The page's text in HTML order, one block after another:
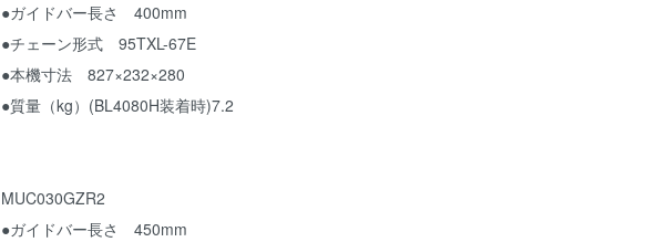
●ガイドバー長さ 400mm
●チェーン形式 95TXL-67E
●本機寸法 827×232×280
●質量（kg）(BL4080H装着時)7.2
MUC030GZR2
●ガイドバー長さ 450mm